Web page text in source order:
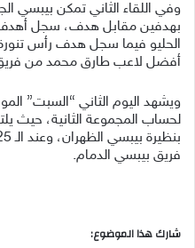
وفي اللقاء الثاني تمكن بيبسي
بهدفين مقابل هدف، سجل أهدف
الحليو فيما سجل هدف رأس
أفضل لاعب طارق محمد من
لحساب المجموعة الثانية، حيث
فريق بيبسي الدمام.
شارك هذا الموضوع: